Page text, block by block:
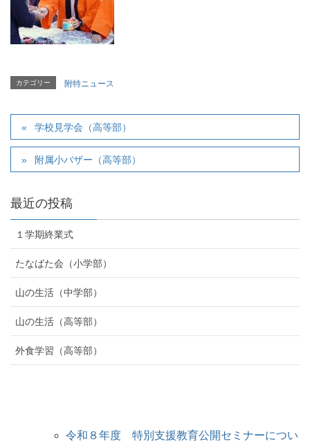
カテゴリー 附特ニュース
学校見学会（高等部）
附属小バザー（高等部）
最近の投稿
１学期終業式
たなばた会（小学部）
山の生活（中学部）
山の生活（高等部）
外食学習（高等部）
令和８年度 特別支援教育公開セミナーについ